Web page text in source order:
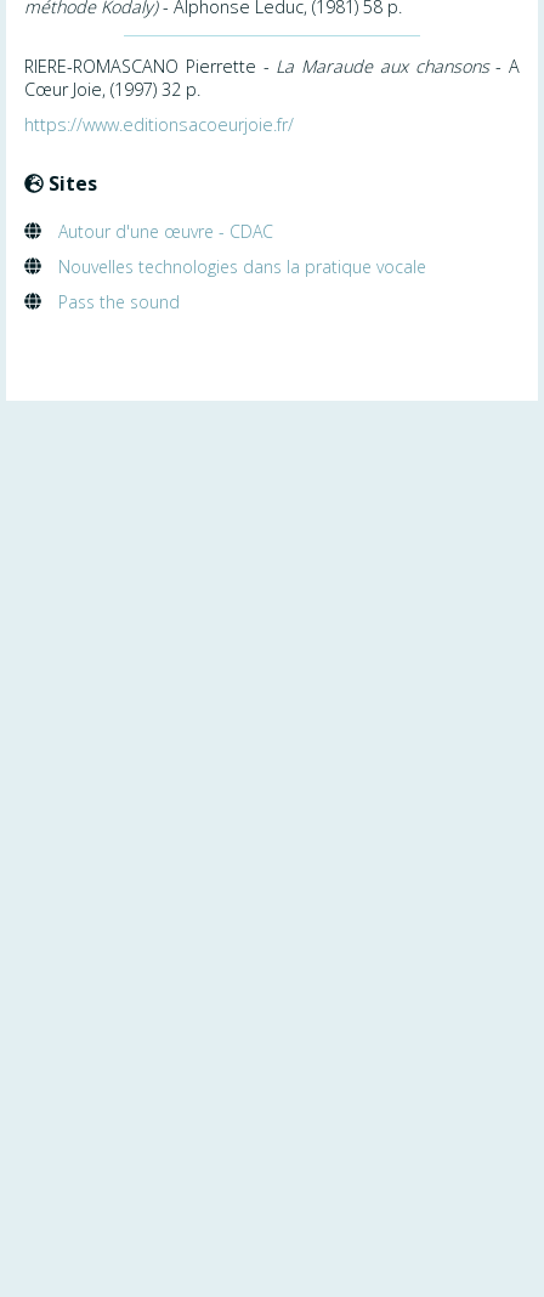
méthode Kodaly)- Alphonse Leduc, (1981) 58 p.
RIERE-ROMASCANO Pierrette - La Maraude aux chansons- A
Cœur Joie, (1997) 32 p.
https://www.editionsacoeurjoie.fr/
Sites
Autour d'une œuvre - CDAC
Nouvelles technologies dans la pratique vocale
Pass the sound